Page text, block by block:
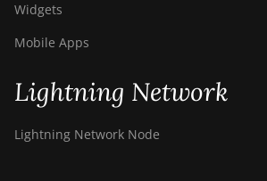
Widgets
Mobile Apps
Lightning Network
Lightning Network Node